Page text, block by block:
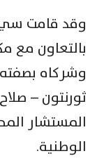
وقد قامت سي
بالتعاون مع
وشركاه
ثورنتون –
المستشار
الوطنية.